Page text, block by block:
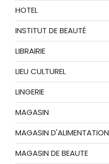
HOTEL
INSTITUT DE BEAUTÉ
LIBRAIRIE
LIEU CULTUREL
LINGERIE
MAGASIN
MAGASIN D'ALIMENTATION
MAGASIN DE BEAUTE